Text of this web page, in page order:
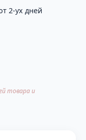
2-ух дней
товара и